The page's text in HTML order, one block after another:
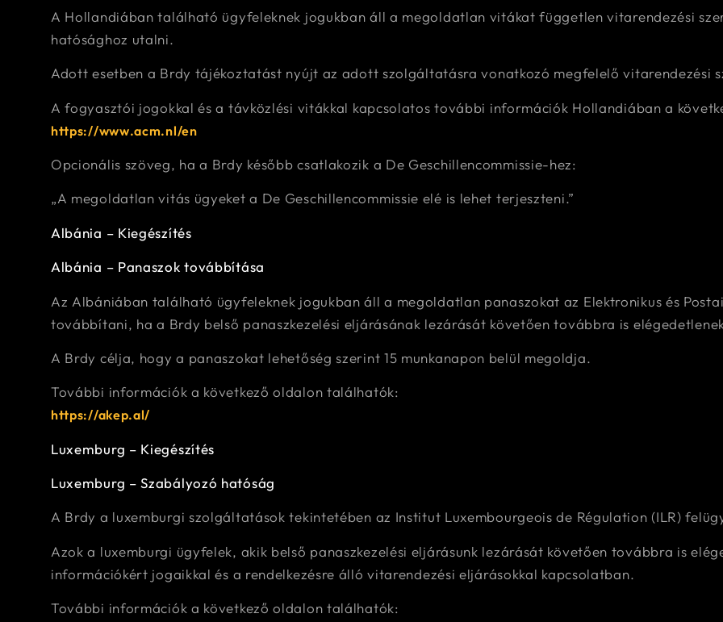
A Hollandiában található ügyfeleknek jogukban áll a megoldatlan vitákat független vitarendezési
hatósághoz utalni.
Adott esetben a Brdy tájékoztatást nyújt az adott szolgáltatásra vonatkozó megfelelő vitarendezési
A fogyasztói jogokkal és a távközlési vitákkal kapcsolatos további információk Hollandiában a
https://www.acm.nl/en
Opcionális szöveg, ha a Brdy később csatlakozik a De Geschillencommissie-hez:
„A megoldatlan vitás ügyeket a De Geschillencommissie elé is lehet terjeszteni.”
Albánia – Kiegészítés
Albánia – Panaszok továbbítása
Az Albániában található ügyfeleknek jogukban áll a megoldatlan panaszokat az Elektronikus és
továbbítani, ha a Brdy belső panaszkezelési eljárásának lezárását követően továbbra is
A Brdy célja, hogy a panaszokat lehetőség szerint 15 munkanapon belül megoldja.
További információk a következő oldalon találhatók:
https://akep.al/
Luxemburg – Kiegészítés
Luxemburg – Szabályozó hatóság
A Brdy a luxemburgi szolgáltatások tekintetében az Institut Luxembourgeois de Régulation (ILR)
Azok a luxemburgi ügyfelek, akik belső panaszkezelési eljárásunk lezárását követően továbbra is
információkért jogaikkal és a rendelkezésre álló vitarendezési eljárásokkal kapcsolatban.
További információk a következő oldalon találhatók: